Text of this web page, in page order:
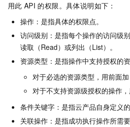
用此 API 的权限。具体说明如下：
操作：是指具体的权限点。
访问级别：是指每个操作的访问级
读取（Read）或列出（List）。
资源类型：是指操作中支持授权的
对于必选的资源类型，用前面加
对于不支持资源级授权的操作
条件关键字：是指云产品自身定义的
关联操作：是指成功执行操作所需